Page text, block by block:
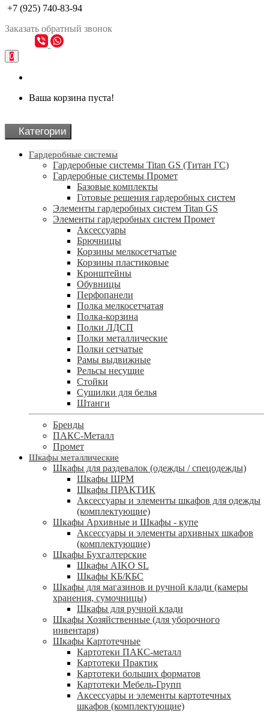
+7 (925) 740-83-94
Заказать обратный звонок
0
Ваша корзина пуста!
Категории
Гардеробные системы
Гардеробные системы Titan GS (Титан ГС)
Гардеробные системы Промет
Базовые комплекты
Готовые решения гардеробных систем
Элементы гардеробных систем Titan GS
Элементы гардеробных систем Промет
Аксессуары
Брючницы
Корзины мелкосетчатые
Корзины пластиковые
Кронштейны
Обувницы
Перфопанели
Полка мелкосетчатая
Полка-корзина
Полки ЛДСП
Полки металлические
Полки сетчатые
Рамы выдвижные
Рельсы несущие
Стойки
Сушилки для белья
Штанги
Бренды
ПАКС-Металл
Промет
Шкафы металлические
Шкафы для раздевалок (одежды / спецодежды)
Шкафы ШРМ
Шкафы ПРАКТИК
Аксессуары и элементы шкафов для одежды
(комплектующие)
Шкафы Архивные и Шкафы - купе
Аксессуары и элементы архивных шкафов
(комплектующие)
Шкафы Бухгалтерские
Шкафы AIKO SL
Шкафы КБ/КБС
Шкафы для магазинов и ручной клади (камеры
хранения, сумочницы)
Шкафы для ручной клади
Шкафы Хозяйственные (для уборочного
инвентаря)
Шкафы Картотечные
Картотеки ПАКС-металл
Картотеки Практик
Картотеки больших форматов
Картотеки Мебель-Групп
Аксессуары и элементы картотечных
шкафов (комплектующие)